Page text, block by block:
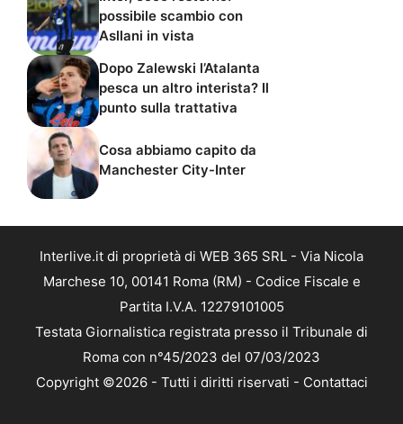
possibile scambio con
Asllani in vista
Dopo Zalewski l’Atalanta
pesca un altro interista? Il
punto sulla trattativa
Cosa abbiamo capito da
Manchester City-Inter
Interlive.it di proprietà di WEB 365 SRL - Via Nicola
Marchese 10, 00141 Roma (RM) - Codice Fiscale e
Partita I.V.A. 12279101005
Testata Giornalistica registrata presso il Tribunale di
Roma con n°45/2023 del 07/03/2023
Copyright ©2026 - Tutti i diritti riservati - Contattaci